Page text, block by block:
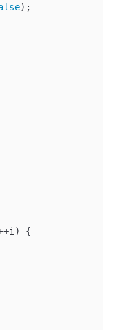
);
{